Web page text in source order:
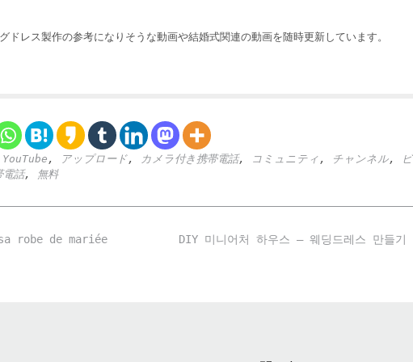
ドレス製作の参考になりそうな動画や結婚式関連の動画を随時更新しています。
YouTube , アップロード, カメラ付き携帯電話, コミュニティ , チャンネル,
電話, 無料
DIY 미니어처 하우스 – 웨딩드레스 만들
robe de mariée